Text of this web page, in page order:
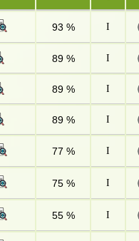
93 % I
89 % I
89 % I
89 % I
77 % I
75 % I
55 % I